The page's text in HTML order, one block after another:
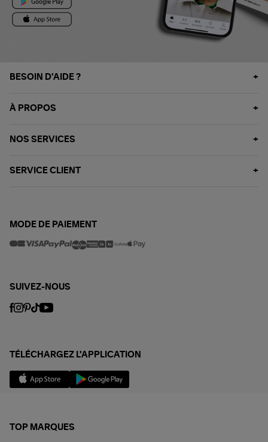
BESOIN D'AIDE ?
À PROPOS
NOS SERVICES
SERVICE CLIENT
MODE DE PAIEMENT
SUIVEZ-NOUS
TÉLÉCHARGEZ L'APPLICATION
TOP MARQUES